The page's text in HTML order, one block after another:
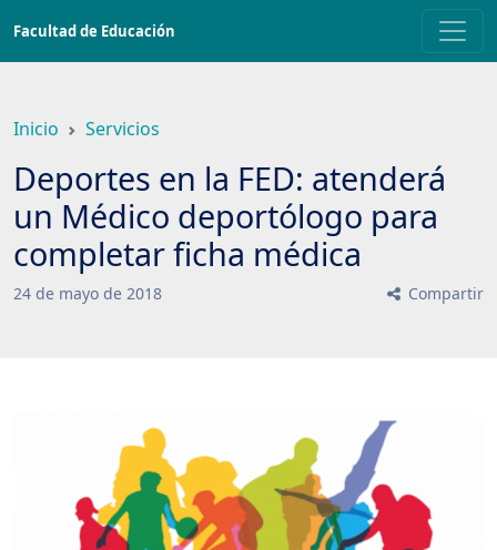
contenido
Facultad de Educación
Inicio Servicios
Deportes en la FED: atenderá
un Médico deportólogo para
completar ficha médica
24 de mayo de 2018 Compartir